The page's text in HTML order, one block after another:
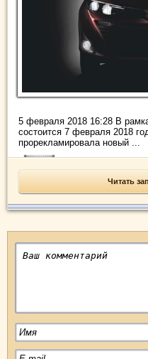
5 февраля 2018 16:28 В
состоится 7 февраля 2018
прорекламировала новый ...
Читать